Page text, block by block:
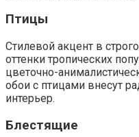
Птицы
Стилевой акцент в
оттенки тропических
цветочно-
обои с птицами внесут
интерьер.
Блестящие